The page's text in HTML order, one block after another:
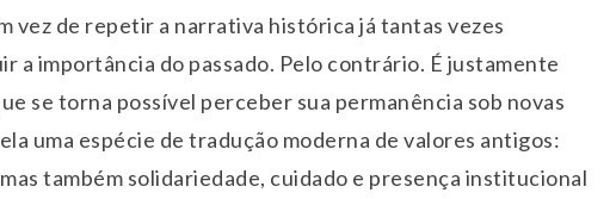
vez de repetir a narrativa histórica já tantas vezes
a importância do passado. Pelo contrário. É justamente
se torna possível perceber sua permanência sob novas
uma espécie de tradução moderna de valores antigos:
também solidariedade, cuidado e presença institucional